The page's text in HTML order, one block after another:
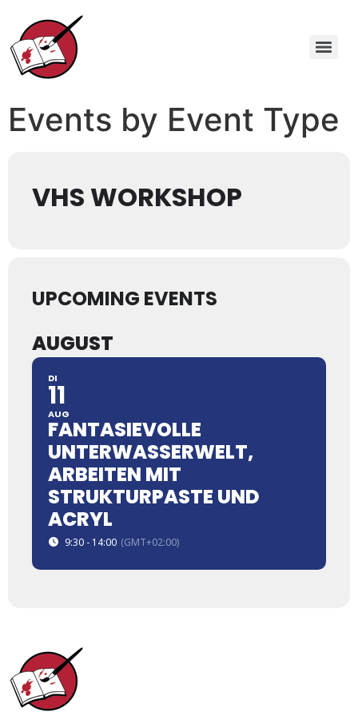
Events by Event Type
VHS WORKSHOP
UPCOMING EVENTS
AUGUST
DI
11
AUG
FANTASIEVOLLE
UNTERWASSERWELT,
ARBEITEN MIT
STRUKTURPASTE UND
ACRYL
9:30 - 14:00 (GMT+02:00)